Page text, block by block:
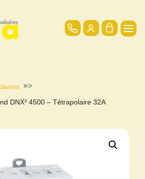
»>
DNX³ 4500 – Tétrapolaire 32A